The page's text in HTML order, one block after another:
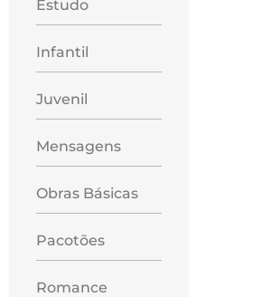
Estudo
Infantil
Juvenil
Mensagens
Obras Básicas
Pacotões
Romance